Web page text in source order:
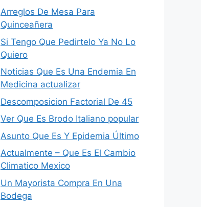
Arreglos De Mesa Para
Quinceañera
Si Tengo Que Pedirtelo Ya No Lo
Quiero
Noticias Que Es Una Endemia En
Medicina actualizar
Descomposicion Factorial De 45
Ver Que Es Brodo Italiano popular
Asunto Que Es Y Epidemia Último
Actualmente – Que Es El Cambio
Climatico Mexico
Un Mayorista Compra En Una
Bodega